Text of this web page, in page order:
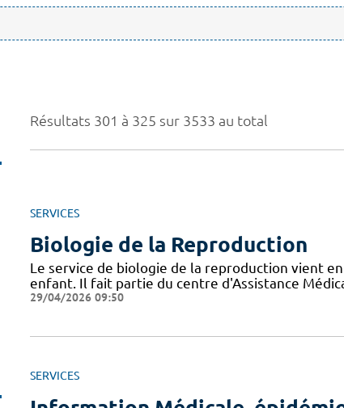
Résultats 301 à 325 sur 3533 au total
SERVICES
Biologie de la Reproduction
Le service de biologie de la reproduction vient
enfant. Il fait partie du centre d'Assistance
29/04/2026 09:50
SERVICES